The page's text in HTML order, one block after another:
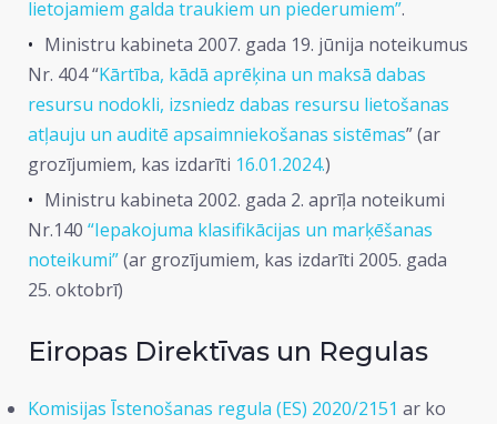
lietojamiem galda traukiem un piederumiem”.
Ministru kabineta 2007. gada 19. jūnija noteikumus
Nr. 404 “Kārtība, kādā aprēķina un maksā dabas
resursu nodokli, izsniedz dabas resursu lietošanas
atļauju un auditē apsaimniekošanas sistēmas” (ar
grozījumiem, kas izdarīti 16.01.2024.)
Ministru kabineta 2002. gada 2. aprīļa noteikumi
Nr.140 “Iepakojuma klasifikācijas un marķēšanas
noteikumi”(ar grozījumiem, kas izdarīti 2005. gada
25. oktobrī)
Eiropas Direktīvas un Regulas
Komisijas Īstenošanas regula (ES) 2020/2151 ar ko